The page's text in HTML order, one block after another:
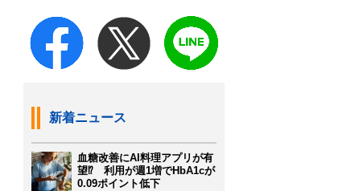
新着ニュース
血糖改善にAI料理アプリが有
望⁉ 利用が週1増でHbA1cが
0.09ポイント低下